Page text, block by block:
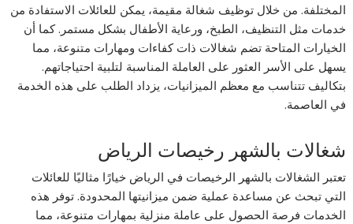
المختلفة. من خلال توظيف شغالة مقيمة، يمكن للعائلات الاستفادة من
خدمات مثل التنظيف، الطبخ، ورعاية الأطفال بشكل مستمر. كما أن
الخيارات المتاحة تضم شغالات ذات كفاءات ومهارات متنوعة، مما
يسهل على الأسر العثور على العاملة المناسبة لتلبية احتياجاتهم.
بتكاليف تتناسب مع معظم الميزانيات، يزداد الطلب على هذه الخدمة
في العاصمة.
شغالات بالشهر رخيصات الرياض
تعتبر الشغالات بالشهر الرخيصات في الرياض خيارًا مثاليًا للعائلات
التي تبحث عن مساعدة عملية ضمن ميزانيتها المحدودة. توفر هذه
الخدمات فرصة الحصول على عاملة منزلية بمهارات متنوعة، مما